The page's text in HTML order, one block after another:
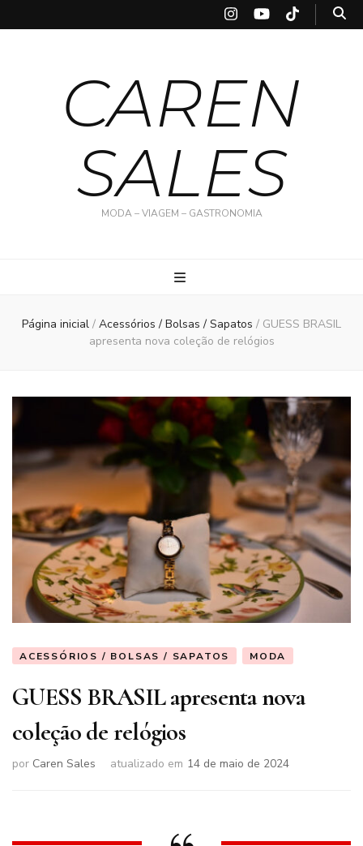
CAREN
SALES
MODA – VIAGEM – GASTRONOMIA
Página inicial / Acessórios / Bolsas / Sapatos / GUESS BRASIL
apresenta nova coleção de relógios
ACESSÓRIOS / BOLSAS / SAPATOS MODA
GUESS BRASIL apresenta nova
coleção de relógios
por Caren Sales atualizado em 14 de maio de 2024